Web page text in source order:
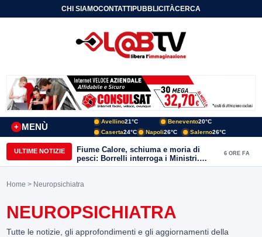
CHI SIAMOCONTATTIPUBBLICITÀCERCA
MENÙ
+
Avellino21°C Benevento20°C
Caserta24°C Napoli26°C Salerno26°C
ULTIME NOTIZIE
Fiume Calore, schiuma e moria di
pesci: Borrelli interroga i Ministri.
“Benevento paga l’assenza del
6 ORE FA
Home > Neuropsichiatra
NEUROPSICHIATRA
Tutte le notizie, gli approfondimenti e gli aggiornamenti della